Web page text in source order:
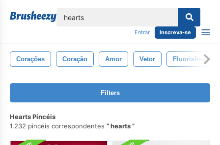
Entrar Inscreva-se
Corações Coração Amor Vetor Fluorishes
Filters
Hearts Pincéis
1.232 pincéis correspondentes
hearts